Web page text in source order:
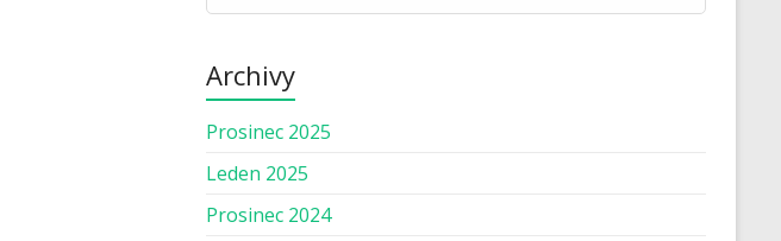
Archivy
Prosinec 2025
Leden 2025
Prosinec 2024